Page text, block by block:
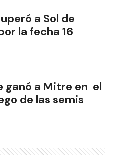
a Sol de
la fecha 16
ganó a Mitre en el
de las semis